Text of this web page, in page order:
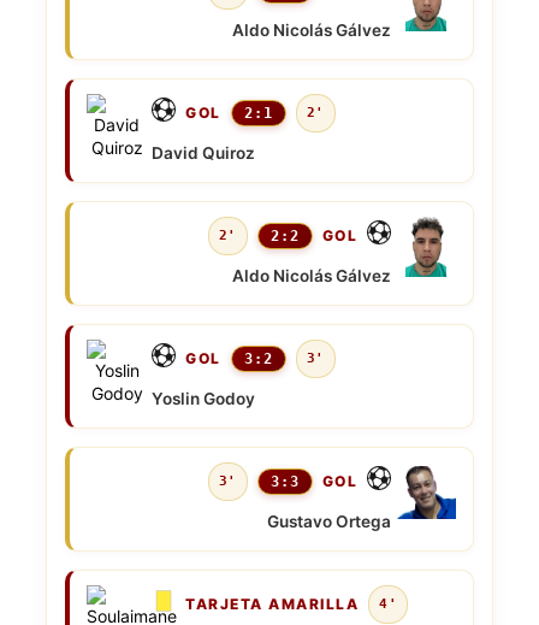
Aldo Nicolás Gálvez
GOL 2:1 2'
David Quiroz
2' 2:2 GOL
Aldo Nicolás Gálvez
GOL 3:2 3'
Yoslin Godoy
3' 3:3 GOL
Gustavo Ortega
TARJETA AMARILLA 4'